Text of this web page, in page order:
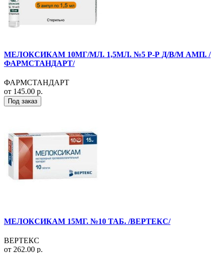
МЕЛОКСИКАМ 10МГ/МЛ. 1,5МЛ. №5 Р-Р Д/В/М АМП. /
ФАРМСТАНДАРТ/
ФАРМСТАНДАРТ
от 145.00 р.
Под заказ
МЕЛОКСИКАМ 15МГ. №10 ТАБ. /ВЕРТЕКС/
ВЕРТЕКС
от 262.00 р.